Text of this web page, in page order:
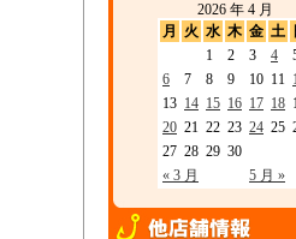
2026 年 4 月
月
火 水 木 金 土
« 3 月 5 月 »
1 2 3 4
6
7 8 9 10 11
13 14 15 16 17 18
20 21 22 23 24 25
27 28 29 30